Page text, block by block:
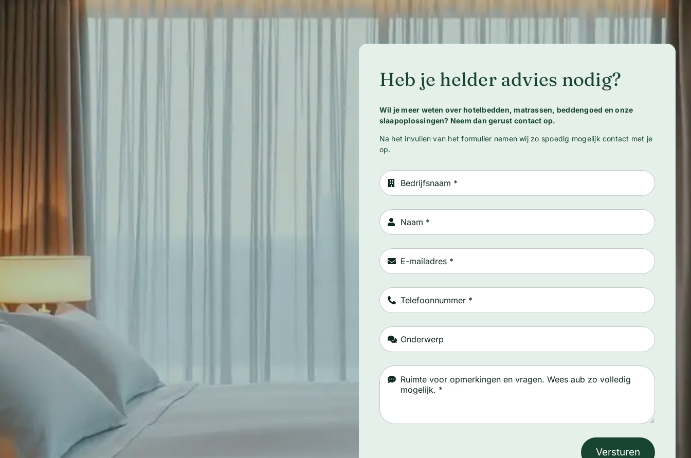
Heb je helder advies nodig?
Wil je meer weten over hotelbedden, matrassen, beddengoed en onze
slaapoplossingen? Neem dan gerust contact op.
Na het invullen van het formulier nemen wij zo spoedig mogelijk contact met je
op.
Versturen